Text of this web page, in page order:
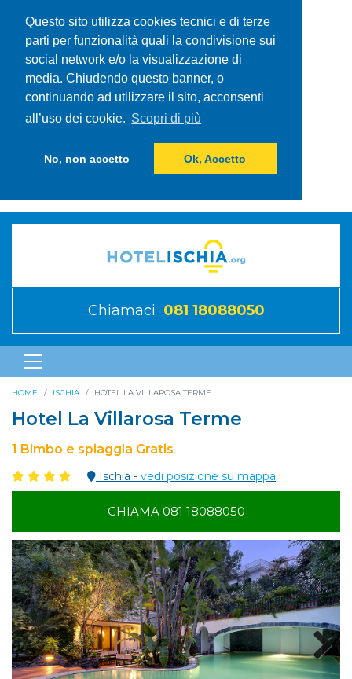
Questo sito utilizza cookies tecnici e di terze
parti per funzionalità quali la condivisione sui
social network e/o la visualizzazione di
media. Chiudendo questo banner, o
continuando ad utilizzare il sito, acconsenti
all’uso dei cookie. Scopri di più
No, non accetto Ok, Accetto
Chiamaci 081 18088050
HOME ISCHIA HOTEL LA VILLAROSA TERME
Hotel La Villarosa Terme
1 Bimbo e spiaggia Gratis
Ischia - vedi posizione su mappa
CHIAMA 081 18088050